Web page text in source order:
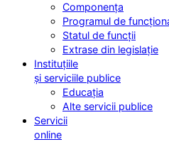
Componența
Programul de
Statul de funcții
Extrase din legislație
Instituțiile
și serviciile publice
Educația
Alte servicii publice
Servicii
online